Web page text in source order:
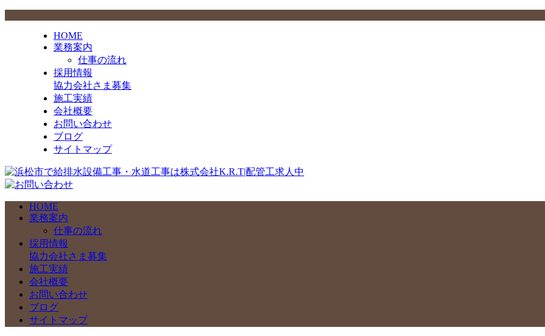
HOME
業務案内
仕事の流れ
採用情報
協力会社さま募集
施工実績
会社概要
お問い合わせ
ブログ
サイトマップ
HOME
業務案内
仕事の流れ
採用情報
協力会社さま募集
施工実績
会社概要
お問い合わせ
ブログ
サイトマップ